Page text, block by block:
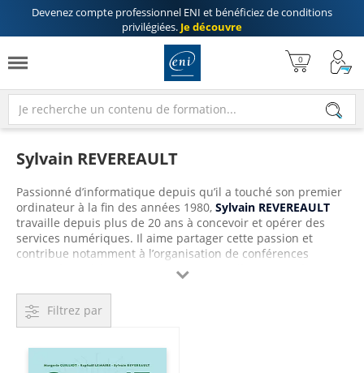
Devenez compte professionnel ENI et bénéficiez deconditions
privilégiées. Je découvre
Sylvain REVEREAULT
Passionné d’informatique depuis qu’il a touché son premier
ordinateur à la fin des années 1980, Sylvain REVEREAULT
travaille depuis plus de 20 ans à concevoir et opérer des
services numériques. Il aime partager cette passion et
contribue notamment à l’organisation de conférences
comme le BreizhCamp ou DevOpsREX. S'il a conservé une
appétence forte pour les aspects techniques, il travaille
aujourd’hui plutôt sur les thématiques de collaboration,
d’intelligence collective et d’innovation managériale, en tant
que consultant et directeur technique au sein de l’agence
rennaise de Zenika. Il cherche au travers du sujet du Green
IT, qu’il explore depuis 3 ans, à aligner ses convictions

Filtrez par